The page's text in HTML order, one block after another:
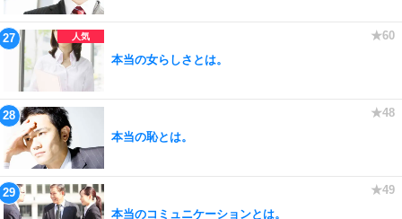
本当の女らしさとは。
本当の恥とは。
本当のコミュニケーションとは。